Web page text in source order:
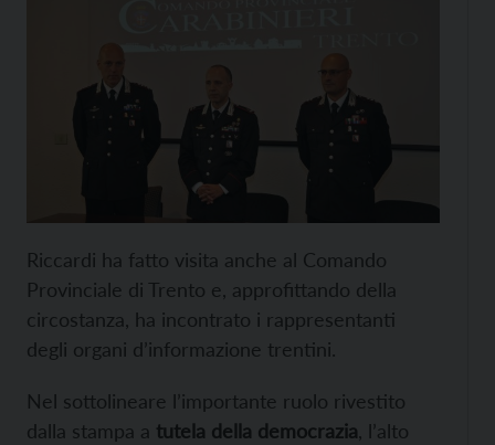
Riccardi ha fatto visita anche al Comando
Provinciale di Trento e, approfittando della
circostanza, ha incontrato i rappresentanti
degli organi d’informazione trentini.
Nel sottolineare l’importante ruolo rivestito
dalla stampa a tutela della democrazia , l’alto